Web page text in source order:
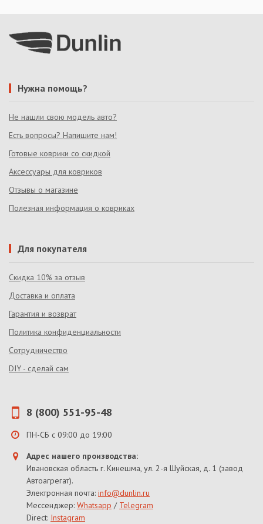
Нужна помощь?
Не нашли свою модель авто?
Есть вопросы? Напишите нам!
Готовые коврики со скидкой
Аксессуары для ковриков
Отзывы о магазине
Полезная информация о ковриках
Для покупателя
Скидка 10% за отзыв
Доставка и оплата
Гарантия и возврат
Политика конфиденциальности
Сотрудничество
DIY - сделай сам
8 (800) 551-95-48
ПН-СБ с 09:00 до 19:00
Адрес нашего производства:
Ивановская область г. Кинешма, ул. 2-я Шуйская, д. 1 (завод
Автоагрегат).
Электронная почта: info@dunlin.ru
Мессенджер: Whatsapp / Telegram
Direct: Instagram